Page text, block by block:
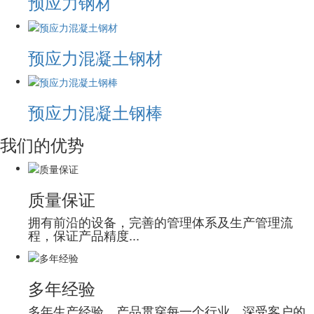
预应力混凝土钢材
预应力混凝土钢棒
我们的优势
质量保证
拥有前沿的设备，完善的管理体系及生产管理流
程，保证产品精度...
多年经验
多年生产经验，产品贯穿每一个行业，深受客户的